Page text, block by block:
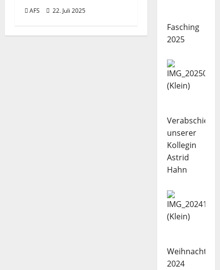
o
n
AFS 22. Juli 2025
Fasching
2025
unserer
Kollegin
Astrid
Hahn
2024